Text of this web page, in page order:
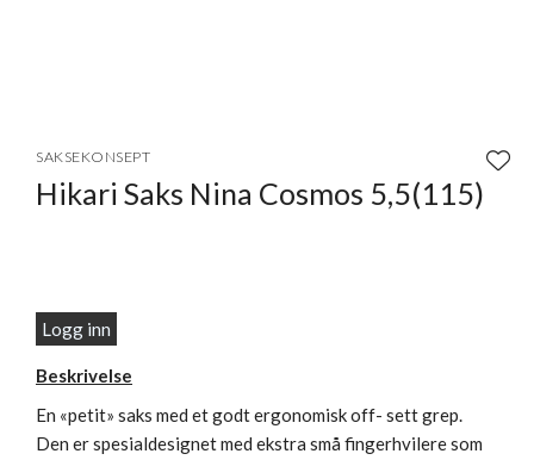
of
1
SAKSEKONSEPT
Hikari Saks Nina Cosmos 5,5(115)
Logg inn
Beskrivelse
En «petit» saks med et godt ergonomisk off- sett grep.
Den er spesialdesignet med ekstra små fingerhvilere som